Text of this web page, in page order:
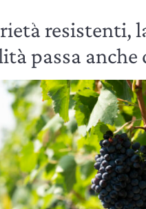
resistenti,
passa anche